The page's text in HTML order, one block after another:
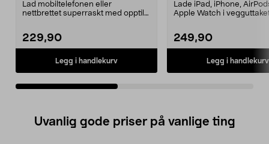
Lad mobiltelefonen eller
nettbrettet superraskt med opptil
229,90
Legg i handlekurv
Lade iPad, iPhone,
Apple Watch i
249,90
Legg i handlekurv
Uvanlig gode priser på vanlige ting